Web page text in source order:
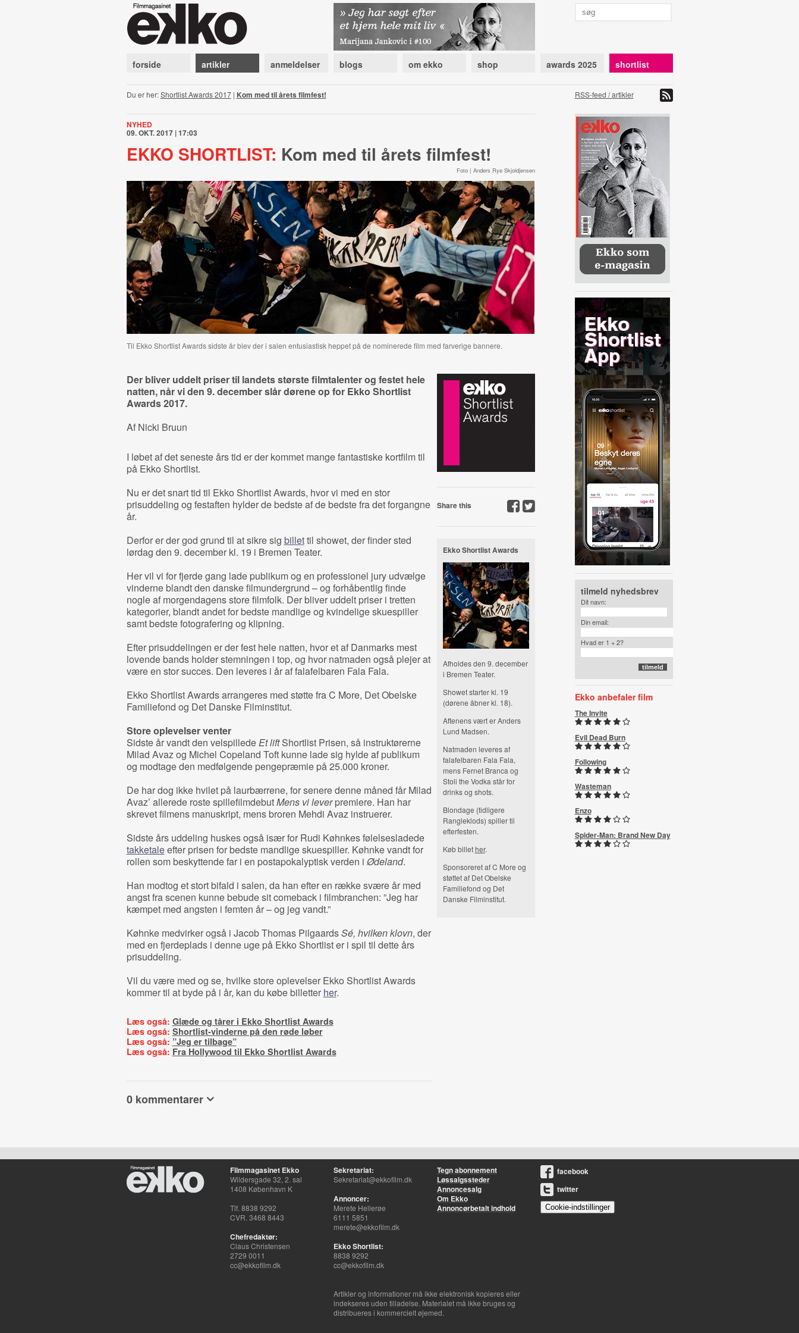
forside artikler anmeldelser blogs om ekko shop awards 2025 shortlist
Du er her:Shortlist Awards 2017| Kom med til årets filmfest! RSS-feed / artikler
NYHED
09. OKT. 2017 | 17:03
EKKO SHORTLIST: Kom med til årets filmfest!
Foto | Anders Rye Skjoldjensen
Til Ekko Shortlist Awards sidste år blev der i salen entusiastisk heppet på de nominerede film med farverige bannere.
Der bliver uddelt priser til landets største filmtalenter og festet hele
natten, når vi den 9. december slår dørene op for Ekko Shortlist
Awards 2017.
Af Nicki Bruun
I løbet af det seneste års tid er der kommet mange fantastiske kortfilm til
på Ekko Shortlist.
Nu er det snart tid til Ekko Shortlist Awards, hvor vi med en stor
prisuddeling og festaften hylder de bedste af de bedste fra det forgangne
år.
Derfor er der god grund til at sikre sig billettil showet, der finder sted
lørdag den 9. december kl. 19 i Bremen Teater.
Her vil vi for fjerde gang lade publikum og en professionel jury udvælge
vinderne blandt den danske filmundergrund – og forhåbentlig finde
nogle af morgendagens store filmfolk. Der bliver uddelt priser i tretten
kategorier, blandt andet for bedste mandlige og kvindelige skuespiller
samt bedste fotografering og klipning.
Efter prisuddelingen er der fest hele natten, hvor et af Danmarks mest
lovende bands holder stemningen i top, og hvor natmaden også plejer at
være en stor succes. Den leveres i år af falafelbaren Fala Fala.
Ekko Shortlist Awards arrangeres med støtte fra C More, Det Obelske
Familiefond og Det Danske Filminstitut.
Store oplevelser venter
Sidste år vandt den velspilledeEt liftShortlist Prisen, så instruktørerne
Milad Avaz og Michel Copeland Toft kunne lade sig hylde af publikum
og modtage den medfølgende pengepræmie på 25.000 kroner.
De har dog ikke hvilet på laurbærrene, for senere denne måned får Milad
Avaz’ allerede roste spillefilmdebutMens vi leverpremiere. Han har
skrevet filmens manuskript, mens broren Mehdi Avaz instruerer.
Sidste års uddeling huskes også især for Rudi Køhnkes følelsesladede
takketaleefter prisen for bedste mandlige skuespiller. Køhnke vandt for
rollen som beskyttende far i en postapokalyptisk verden i Ødeland.
Han modtog et stort bifald i salen, da han efter en række svære år med
angst fra scenen kunne bebude sit comeback i filmbranchen: ”Jeg har
kæmpet med angsten i femten år – og jeg vandt.”
Køhnke medvirker også i Jacob Thomas PilgaardsSé, hvilken klovn, der
med en fjerdeplads i denne uge på Ekko Shortlist er i spil til dette års
prisuddeling.
Vil du være med og se, hvilke store oplevelser Ekko Shortlist Awards
kommer til at byde på i år, kan du købe billetter her.
Læs også: Glæde og tårer i Ekko Shortlist Awards
Læs også: Shortlist-vinderne på den røde løber
Læs også: ”Jeg er tilbage”
Læs også: Fra Hollywood til Ekko Shortlist Awards
0 kommentarer
Share this
Ekko Shortlist Awards
Afholdes den 9. december
i Bremen Teater.
Showet starter kl. 19
(dørene åbner kl. 18).
Aftenens vært er Anders
Lund Madsen.
Natmaden leveres af
falafelbaren Fala Fala,
mens Fernet Branca og
Stoli the Vodka står for
drinks og shots.
Blondage (tidligere
Rangleklods) spiller til
efterfesten.
Køb billether.
Sponsoreret af C More og
støttet af Det Obelske
Familiefond og Det
Danske Filminstitut.
tilmeld nyhedsbrev
Dit navn:
Din email:
Hvad er 1 + 2?
Ekko anbefaler film
The Invite
Evil Dead Burn
Following
Wasteman
Enzo
Spider-Man: Brand New Day
Filmmagasinet Ekko
Wildersgade 32, 2. sal
1408 København K
Tlf. 8838 9292
CVR. 3468 8443
Chefredaktør:
Claus Christensen
2729 0011
cc@ekkofilm.dk
Sekretariat:
Sekretariat@ekkofilm.dk
Annoncer:
Merete Hellerøe
6111 5851
merete@ekkofilm.dk
Ekko Shortlist:
8838 9292
cc@ekkofilm.dk
Tegn abonnement
Løssalgssteder
Annoncesalg
Om Ekko
Annoncørbetalt indhold
facebook
twitter
Cookie-indstillinger
Artikler og informationer må ikke elektronisk kopieres eller
indekseres uden tilladelse. Materialet må ikke bruges og
distribueres i kommercielt øjemed.